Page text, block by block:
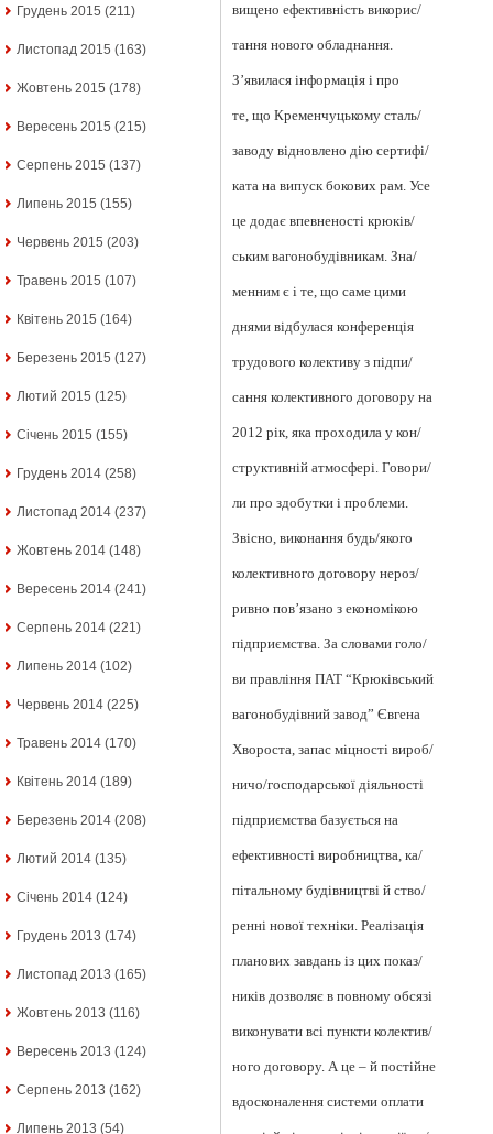
Грудень 2015 (211)
Листопад 2015 (163)
Жовтень 2015 (178)
Вересень 2015 (215)
Серпень 2015 (137)
Липень 2015 (155)
Червень 2015 (203)
Травень 2015 (107)
Квітень 2015 (164)
Березень 2015 (127)
Лютий 2015 (125)
Січень 2015 (155)
Грудень 2014 (258)
Листопад 2014 (237)
Жовтень 2014 (148)
Вересень 2014 (241)
Серпень 2014 (221)
Липень 2014 (102)
Червень 2014 (225)
Травень 2014 (170)
Квітень 2014 (189)
Березень 2014 (208)
Лютий 2014 (135)
Січень 2014 (124)
Грудень 2013 (174)
Листопад 2013 (165)
Жовтень 2013 (116)
Вересень 2013 (124)
Серпень 2013 (162)
Липень 2013 (54)
вищено ефективність викорис/
тання нового обладнання.
З’явилася інформація і про
те, що Кременчуцькому сталь/
заводу відновлено дію сертифі/
ката на випуск бокових рам. Усе
це додає впевненості крюків/
ським вагонобудівникам. Зна/
менним є і те, що саме цими
днями відбулася конференція
трудового колективу з підпи/
сання колективного договору на
2012 рік, яка проходила у кон/
структивній атмосфері. Говори/
ли про здобутки і проблеми.
Звісно, виконання будь/якого
колективного договору нероз/
ривно пов’язано з економікою
підприємства. За словами голо/
ви правління ПАТ “Крюківський
вагонобудівний завод” Євгена
Хвороста, запас міцності вироб/
ничо/господарської діяльності
підприємства базується на
ефективності виробництва, ка/
пітальному будівництві й ство/
ренні нової техніки. Реалізація
планових завдань із цих показ/
ників дозволяє в повному обсязі
виконувати всі пункти колектив/
ного договору. А це – й постійне
вдосконалення системи оплати